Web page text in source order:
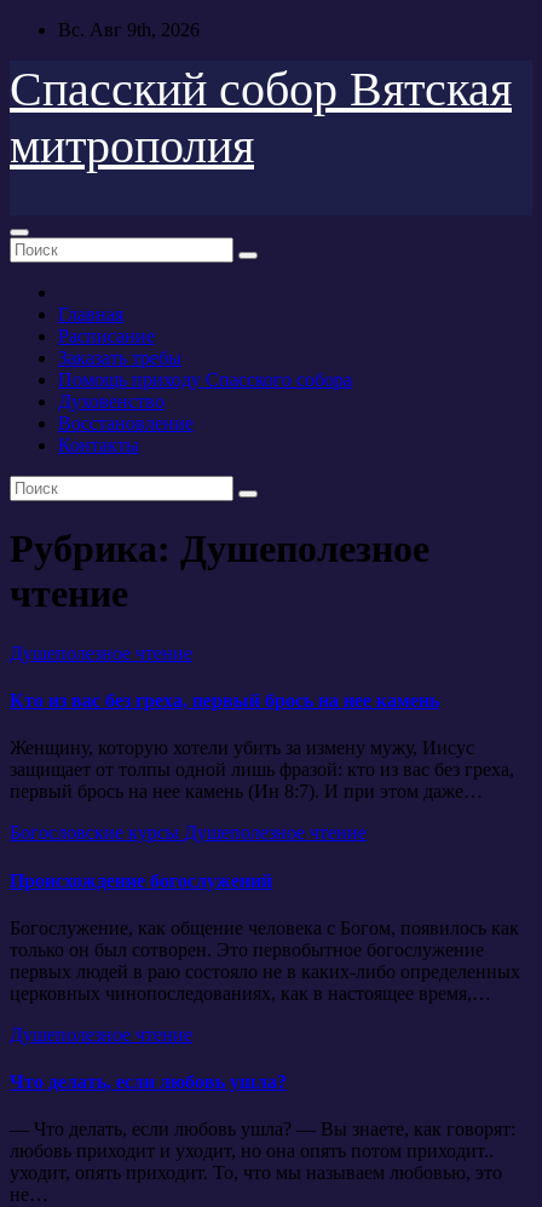
Перейти
содержимому
Вс. Авг 9th, 2026
Спасский собор Вятская
митрополия
Главная
Расписание
Заказать требы
Помощь приходу Спасского собора
Духовенство
Восстановление
Контакты
Рубрика: Душеполезное
чтение
Душеполезное чтение
Кто из вас без греха, первый брось на нее камень
Женщину, которую хотели убить за измену мужу, Иисус
защищает от толпы одной лишь фразой: кто из вас без греха,
первый брось на нее камень (Ин 8:7). И при этом даже…
Богословские курсы Душеполезное чтение
Происхождение богослужений
Богослужение, как общение человека с Богом, появилось как
только он был сотворен. Это первобытное богослужение
первых людей в раю состояло не в каких-либо определенных
церковных чинопоследованиях, как в настоящее время,…
Душеполезное чтение
Что делать, если любовь ушла?
— Что делать, если любовь ушла? — Вы знаете, как говорят:
любовь приходит и уходит, но она опять потом приходит..
уходит, опять приходит. То, что мы называем любовью, это
не…